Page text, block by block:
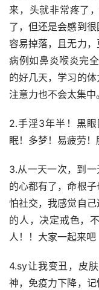
来，头就非常疼了
了，但还是会感到
容易掉落，且无力
病例如鼻炎喉炎完
的好几天，学习的体
注意力也不会太集中。
2.手淫3年半！黑
眠！多梦！易疲劳！
3.从一天一次，到
的心都有了，命根
怕社交，我感觉自
的人，决定戒色，
人！！大家一起来吧
4.sy让我变丑，皮
神，免疫力下降，